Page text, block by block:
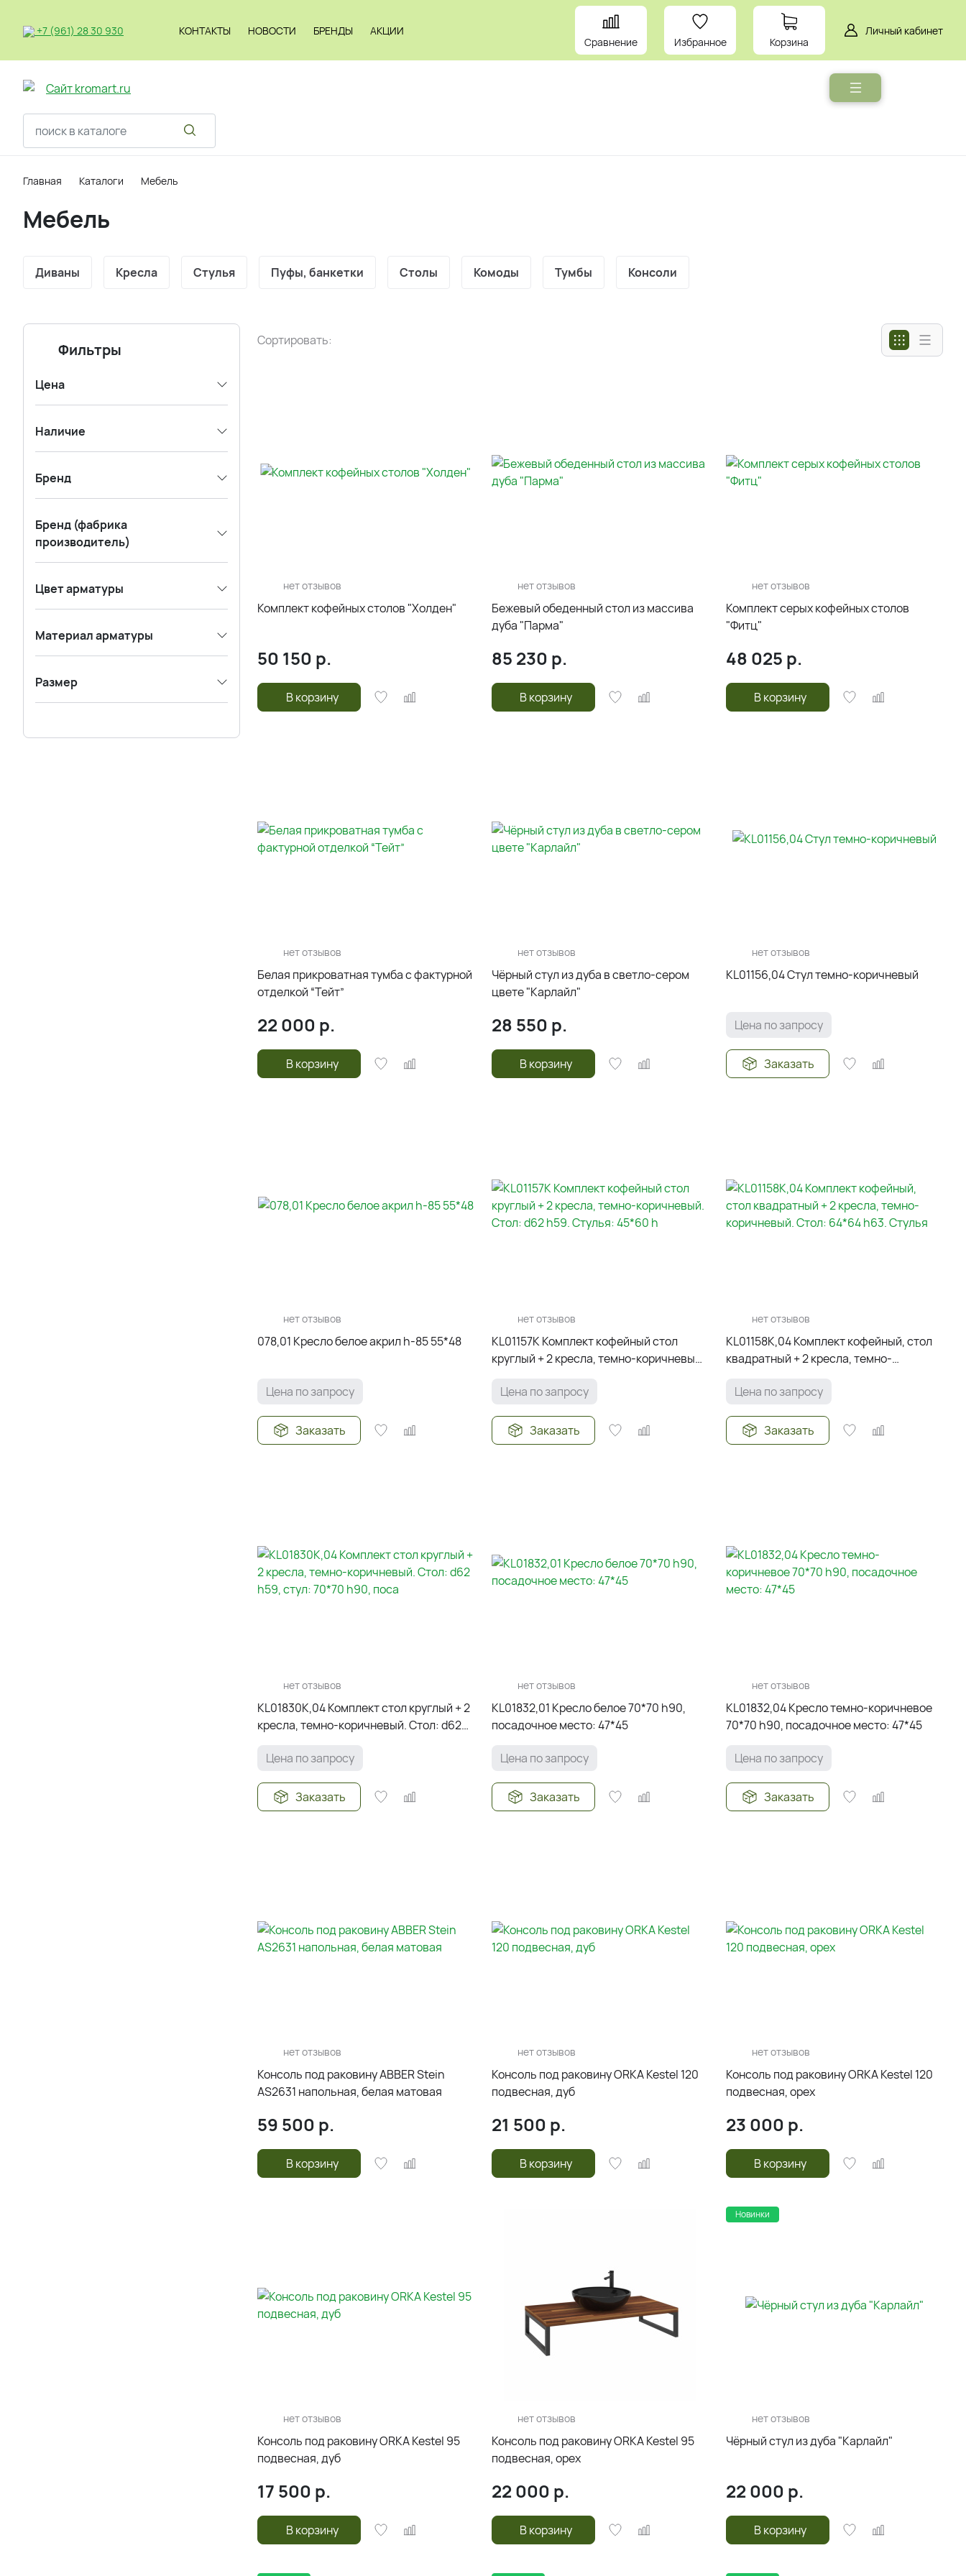
+7 (961) 28 30 930 КОНТАКТЫ НОВОСТИ БРЕНДЫ
АКЦИИ
Сравнение
Избранное Корзина
Личный кабинет
Главная Каталоги Мебель
Мебель
Диваны Кресла Стулья Пуфы, банкетки Столы Комоды Тумбы Консоли
Фильтры
Цена
Наличие
Бренд
Бренд (фабрика
производитель)
Цвет арматуры
Материал арматуры
Размер
Сортировать:
нет отзывов
Комплект кофейных столов "Холден"
50 150 р.
В корзину
нет отзывов
Бежевый обеденный стол из массива
дуба "Парма"
85 230 р.
В корзину
нет отзывов
Комплект серых кофейных столов
"Фитц"
48 025 р.
В корзину
нет отзывов
Белая прикроватная тумба с фактурной
отделкой “Тейт”
22 000 р.
В корзину
нет отзывов
Чёрный стул из дуба в светло-сером
цвете "Карлайл"
28 550 р.
В корзину
нет отзывов
KL01156,04 Стул темно-коричневый
Цена по запросу
Заказать
нет отзывов
078,01 Кресло белое акрил h-85 55*48
Цена по запросу
Заказать
нет отзывов
KL01157K Комплект кофейный стол
круглый + 2 кресла, темно-коричневый.
Цена по запросу
Заказать
нет отзывов
KL01158K,04 Комплект кофейный, стол
квадратный + 2 кресла, темно-
Цена по запросу
Заказать
нет отзывов
KL01830K,04 Комплект стол круглый + 2
кресла, темно-коричневый. Стол: d62
Цена по запросу
Заказать
нет отзывов
KL01832,01 Кресло белое 70*70 h90,
посадочное место: 47*45
Цена по запросу
Заказать
нет отзывов
KL01832,04 Кресло темно-коричневое
70*70 h90, посадочное место: 47*45
Цена по запросу
Заказать
нет отзывов
Консоль под раковину ABBER Stein
AS2631 напольная, белая матовая
59 500 р.
В корзину
нет отзывов
Консоль под раковину ORKA Kestel 120
подвесная, дуб
21 500 р.
В корзину
нет отзывов
Консоль под раковину ORKA Kestel 120
подвесная, орех
23 000 р.
В корзину
нет отзывов
Консоль под раковину ORKA Kestel 95
подвесная, дуб
17 500 р.
В корзину
нет отзывов
Консоль под раковину ORKA Kestel 95
подвесная, орех
22 000 р.
В корзину
Новинки
нет отзывов
Чёрный стул из дуба "Карлайл"
22 000 р.
В корзину